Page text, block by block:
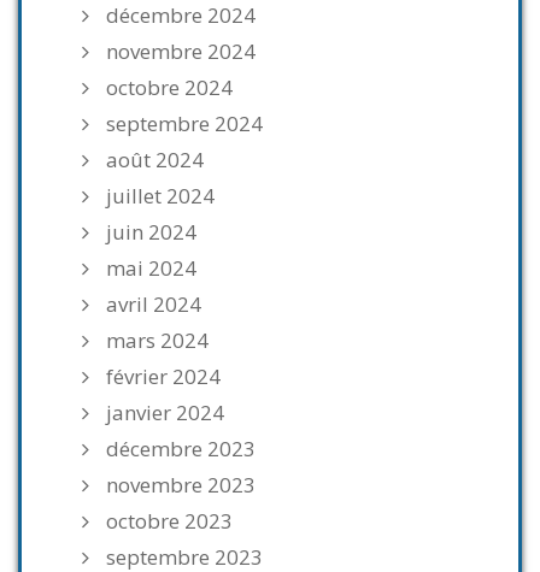
décembre 2024
novembre 2024
octobre 2024
septembre 2024
août 2024
juillet 2024
juin 2024
mai 2024
avril 2024
mars 2024
février 2024
janvier 2024
décembre 2023
novembre 2023
octobre 2023
septembre 2023